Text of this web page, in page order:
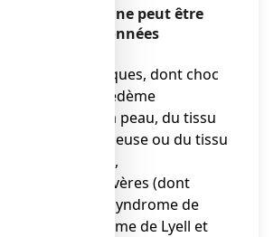
ne peut être
la base des données
anaphylactiques, dont choc
angio-œdème
rapide de la peau, du tissu
de la muqueuse ou du tissu
et prurit,
cutanées sévères (dont
polymorphe, syndrome de
Johnson/syndrome de Lyell et